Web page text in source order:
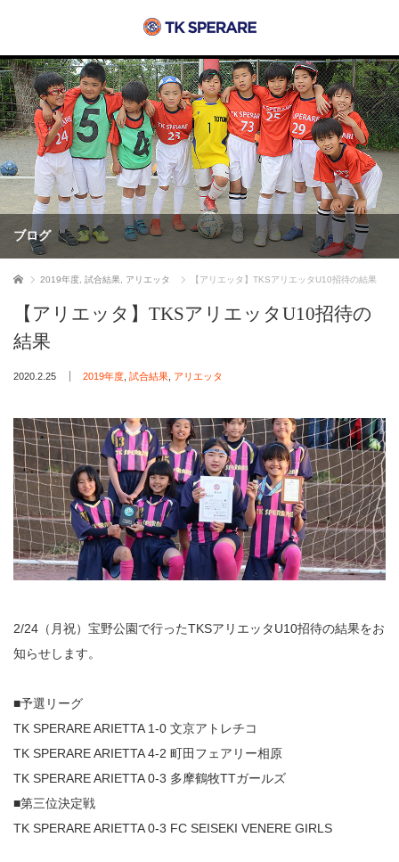
ブログ
ホーム 2019年度 試合結果 アリエッタ 【アリエッタ】TKSアリエッタU10招待の結果
【アリエッタ】TKSアリエッタU10招待の
結果
2020.2.25 2019年度 試合結果 アリエッタ
2/24（月祝）宝野公園で行ったTKSアリエッタU10招待の結果をお
知らせします。
■予選リーグ
TK SPERARE ARIETTA 1-0 文京アトレチコ
TK SPERARE ARIETTA 4-2 町田フェアリー相原
TK SPERARE ARIETTA 0-3 多摩鶴牧TTガールズ
■第三位決定戦
TK SPERARE ARIETTA 0-3 FC SEISEKI VENERE GIRLS